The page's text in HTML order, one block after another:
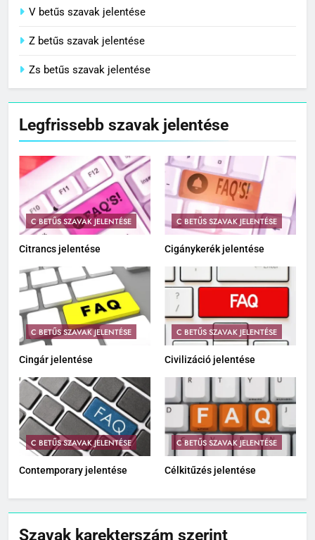
V betűs szavak jelentése
Z betűs szavak jelentése
Zs betűs szavak jelentése
Legfrissebb szavak jelentése
C BETŰS SZAVAK JELENTÉSE
Citrancs jelentése
C BETŰS SZAVAK JELENTÉSE
Cigánykerék jelentése
C BETŰS SZAVAK JELENTÉSE
Cingár jelentése
C BETŰS SZAVAK JELENTÉSE
Civilizáció jelentése
C BETŰS SZAVAK JELENTÉSE
Contemporary jelentése
C BETŰS SZAVAK JELENTÉSE
Célkitűzés jelentése
Szavak karekterszám szerint